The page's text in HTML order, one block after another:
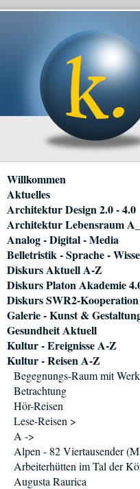
Navigation
überspringen
Willkommen
Aktuelles
Architektur Design 2.0 - 4.0
Architektur Lebensraum
Analog - Digital - Media
Belletristik - Sprache -
Diskurs Aktuell A-Z
Diskurs Platon Akademie
Diskurs SWR2-Kooperation
Galerie - Kunst &
Gesundheit Aktuell
Kultur - Ereignisse A-Z
Kultur - Reisen A-Z
Begegnungs-Raum mit
Betrachtung
Hör-Reisen
Lese-Reisen >
A ->
Alpen - 82 Viertausender
Arbeiterhütten im Tal der
Augusta Raurica